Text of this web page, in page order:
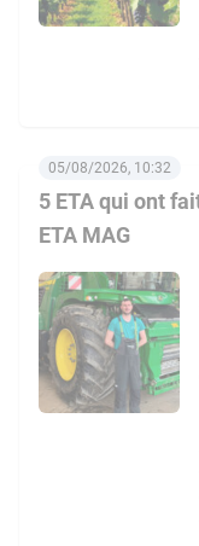
5 ETA qui ont
ETA MAG
05/08/2026, 10:32